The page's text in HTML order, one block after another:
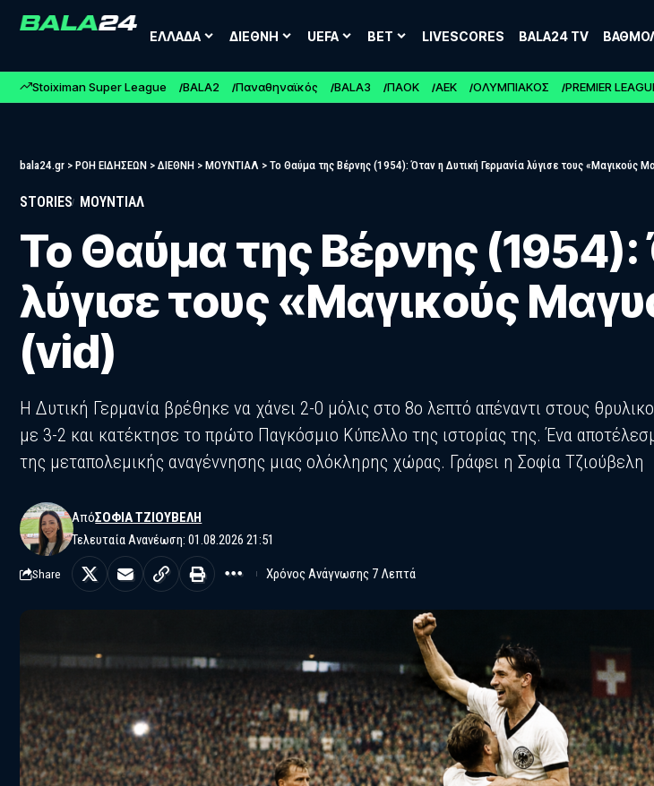
ΕΛΛΑΔΑ ΔΙΕΘΝΗ UEFA BET LIVESCORES BALA24 TV
Stoiximan Super League BALA2 Παναθηναϊκός BALA3 ΠΑΟΚ ΑΕΚ ΟΛΥΜΠΙΑΚΟΣ PREMIER
bala24.gr > ΡΟΗ ΕΙΔΗΣΕΩΝ > ΔΙΕΘΝΗ > ΜΟΥΝΤΙΑΛ > Το Θαύμα της Βέρνης (1954): Όταν η Δυτική Γερμανία λύγισε τους «Μαγικούς
STORIES ΜΟΥΝΤΙΑΛ
Το Θαύμα της Βέρνης (1954):
λύγισε τους «Μαγικούς
(vid)
Η Δυτική Γερμανία βρέθηκε να χάνει 2-0 μόλις στο 8ο λεπτό απέναντι στους
με 3-2 και κατέκτησε το πρώτο Παγκόσμιο Κύπελλο της ιστορίας της. Ένα
της μεταπολεμικής αναγέννησης μιας ολόκληρης χώρας. Γράφει η Σοφία Τζιούβελη
Τελευταία Ανανέωση: 01.08.2026 21:51
ΑπόΣΟΦΊΑ ΤΖΙΟΎΒΕΛΗ
Share Χρόνος Ανάγνωσης 7 Λεπτά